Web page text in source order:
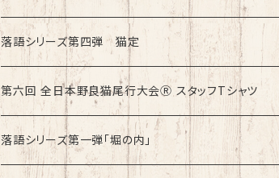
第8回全日本野良猫尾行大会®︎inドイツ Dark
綿100%ノーマルタイプ
落語シリーズ第四弾 猫定
第六回 全日本野良猫尾行大会Ⓡ スタッフTシャツ
速乾ドライタイプ
落語シリーズ第一弾「堀の内」